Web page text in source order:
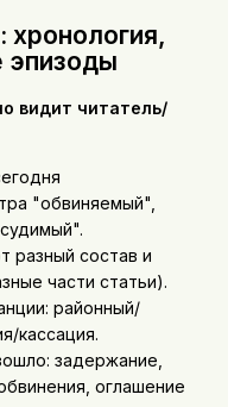
хронология,
эпизоды
видит читатель/
"обвиняемый",
разный состав и
части статьи).
районный/
кассация.
задержание,
оглашение